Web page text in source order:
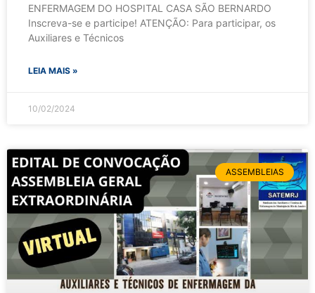
ENFERMAGEM DO HOSPITAL CASA SÃO BERNARDO
Inscreva-se e participe! ATENÇÃO: Para participar, os
Auxiliares e Técnicos
LEIA MAIS »
10/02/2024
ASSEMBLEIAS